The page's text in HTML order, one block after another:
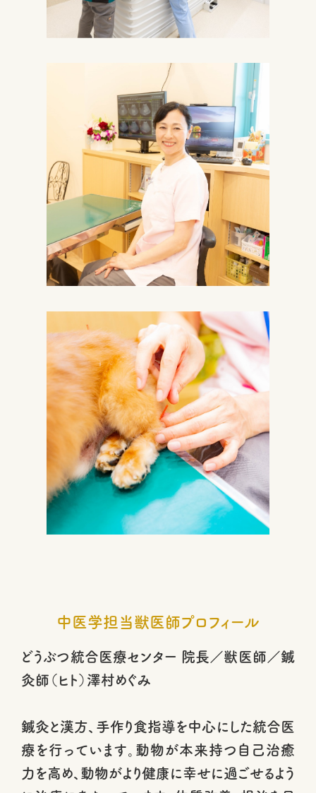
中医学担当獣医師プロフィール
どうぶつ統合医療センター 院長／獣医師／鍼
灸師（ヒト）澤村めぐみ
鍼灸と漢方、手作り食指導を中心にした統合医
療を行っています。動物が本来持つ自己治癒
力を高め、動物がより健康に幸せに過ごせるよう